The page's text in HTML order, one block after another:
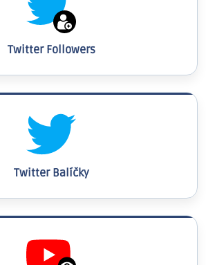
Twitter Followers
Twitter Balíčky